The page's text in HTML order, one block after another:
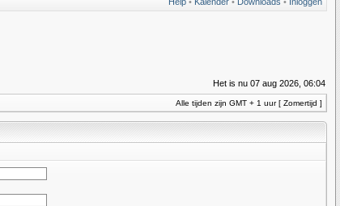
Het is nu 07 aug 2026, 06:04
Alle tijden zijn GMT + 1 uur [ Zomertijd ]